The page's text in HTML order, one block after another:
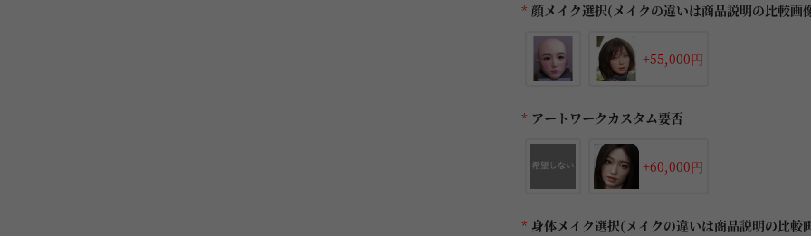
* 顔メイク選択(メイクの違いは商品説明の比較画
+55,000円
* アートワークカスタム要否
+60,000円
* 身体メイク選択(メイクの違いは商品説明の比較